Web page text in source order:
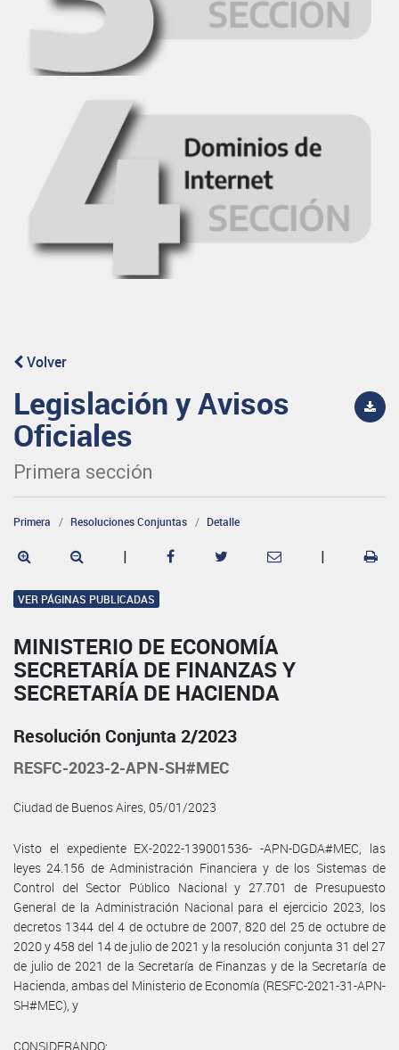
Volver
Legislación y Avisos
Oficiales
Primera sección
Primera Resoluciones Conjuntas Detalle
| |
VER PÁGINAS PUBLICADAS
MINISTERIO DE ECONOMÍA
SECRETARÍA DE FINANZAS Y
SECRETARÍA DE HACIENDA
Resolución Conjunta 2/2023
RESFC-2023-2-APN-SH#MEC
Ciudad de Buenos Aires, 05/01/2023
Visto el expediente EX-2022-139001536- -APN-DGDA#MEC, las
leyes 24.156 de Administración Financiera y de los Sistemas de
Control del Sector Público Nacional y 27.701 de Presupuesto
General de la Administración Nacional para el ejercicio 2023, los
decretos 1344 del 4 de octubre de 2007, 820 del 25 de octubre de
2020 y 458 del 14 de julio de 2021 y la resolución conjunta 31 del 27
de julio de 2021 de la Secretaría de Finanzas y de la Secretaría de
Hacienda, ambas del Ministerio de Economía (RESFC-2021-31-APN-
SH#MEC), y
CONSIDERANDO: